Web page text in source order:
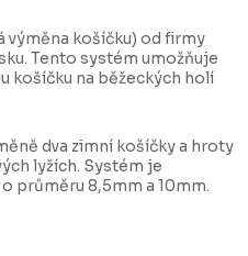
výměna košíčku) od firmy
Tento systém umožňuje
košíčku na běžeckých holí
dva zimní košíčky a hroty
lyžích. Systém je
průměru 8,5mm a 10mm.